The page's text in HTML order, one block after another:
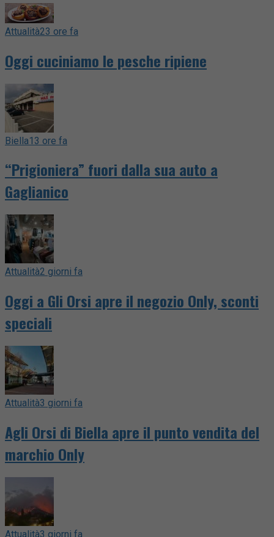
Attualità23 ore fa
Oggi cuciniamo le pesche ripiene
Biella13 ore fa
“Prigioniera” fuori dalla sua auto a
Gaglianico
Attualità2 giorni fa
Oggi a Gli Orsi apre il negozio Only, sconti
speciali
Attualità3 giorni fa
Agli Orsi di Biella apre il punto vendita del
marchio Only
Attualità3 giorni fa